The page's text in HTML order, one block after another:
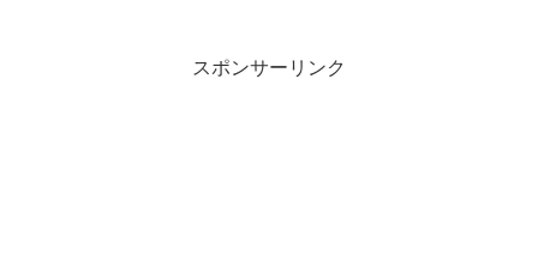
スポンサーリンク